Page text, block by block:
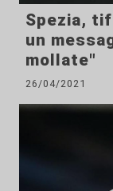
Spezia,
un
mollate"
26/04/2021